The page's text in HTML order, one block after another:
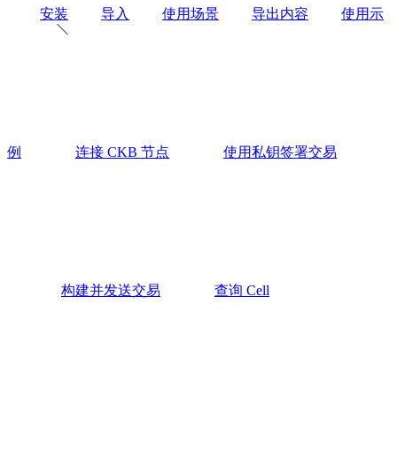
安装 导入 使用场景 导出内容 使用示
例 连接 CKB 节点 使用私钥签署交易
构建并发送交易 查询 Cell